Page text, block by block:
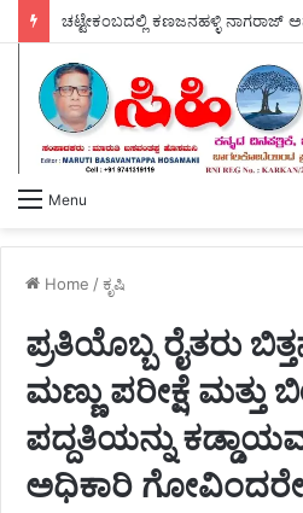
Menu
Home /ಕೃಷಿ
ಪ್ರತಿಯೊಬ್ಬ ರೈತರು
ಮಣ್ಣು ಪರೀಕ್ಷೆ
ಪದ್ದತಿಯನ್ನು
ಅಧಿಕಾರಿ